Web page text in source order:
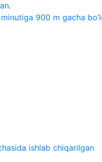
900 m gacha
ishlab chiqarilgan